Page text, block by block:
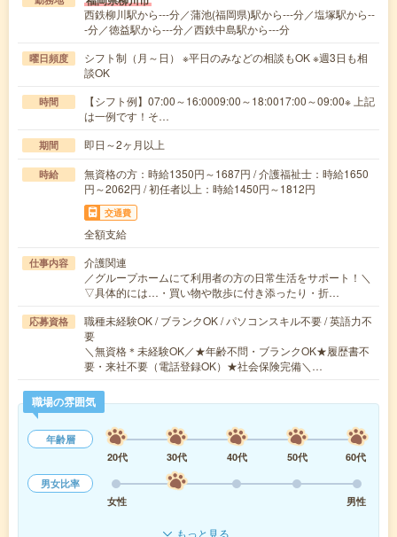
西鉄柳川駅から---分／蒲池(福岡県)駅から---分／塩塚駅から--
-分／徳益駅から---分／西鉄中島駅から---分
曜日頻度
シフト制（月～日） ※平日のみなどの相談もOK ※週3日も相
談OK
時間
【シフト例】07:00～16:0009:00～18:0017:00～09:00※ 上記
は一例です！そ…
期間 即日～2ヶ月以上
時給
無資格の方：時給1350円～1687円 / 介護福祉士：時給1650
円～2062円 / 初任者以上：時給1450円～1812円
交通費
全額支給
仕事内容
介護関連
／グループホームにて利用者の方の日常生活をサポート！＼
▽具体的には…・買い物や散歩に付き添ったり・折…
応募資格
職種未経験OK / ブランクOK / パソコンスキル不要 / 英語力不
要
＼無資格＊未経験OK／★年齢不問・ブランクOK★履歴書不
要・来社不要（電話登録OK）★社会保険完備＼…
職場の雰囲気
年齢層
20代
30代 40代 50代
60代
男女比率
女性
男性
もっと見る